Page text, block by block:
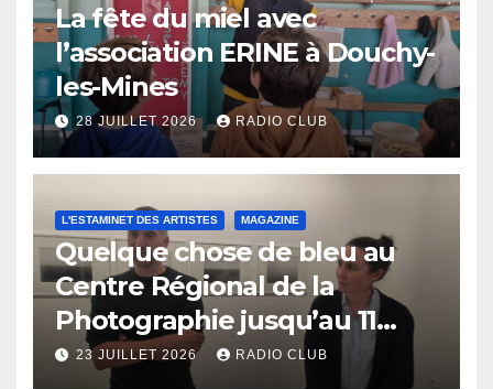
La fête du miel avec
l’association ERINE à Douchy-
les-Mines
28 JUILLET 2026 RADIO CLUB
L'ESTAMINET DES ARTISTES MAGAZINE
Quelque chose de bleu au
Centre Régional de la
Photographie jusqu’au 11
octobre
23 JUILLET 2026 RADIO CLUB